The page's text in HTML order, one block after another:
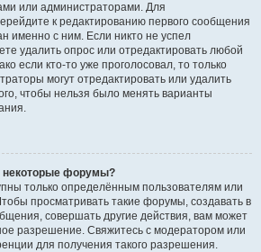
или администраторами. Для
к редактированию первого сообщения
именно с ним. Если никто не успел
удалить опрос или отредактировать любой
если кто-то уже проголосовал, то только
могут отредактировать или удалить
чтобы нельзя было менять варианты
некоторые форумы?
только определённым пользователям или
просматривать такие форумы, создавать в
совершать другие действия, вам может
разрешение. Свяжитесь с модератором или
для получения такого разрешения.